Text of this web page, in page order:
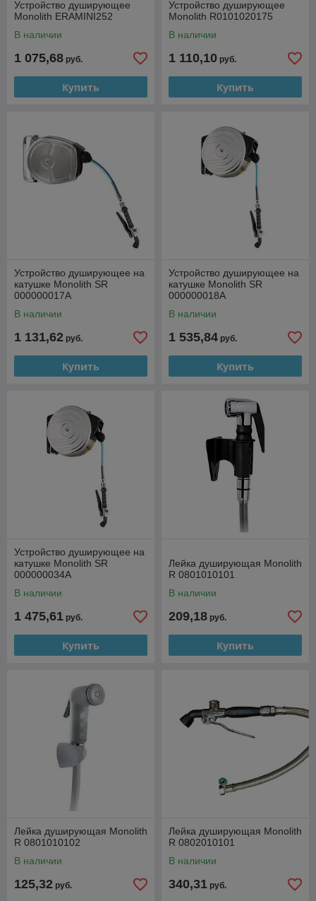
Устройство душирующее
Monolith ERAMINI252
В наличии
1 075,68 руб.
Купить
Устройство душирующее
Monolith R0101020175
В наличии
1 110,10 руб.
Купить
Устройство душирующее на
катушке Monolith SR
000000017A
В наличии
1 131,62 руб.
Купить
Устройство душирующее на
катушке Monolith SR
000000018A
В наличии
1 535,84 руб.
Купить
Устройство душирующее на
катушке Monolith SR
000000034A
В наличии
1 475,61 руб.
Купить
Лейка душирующая Monolith
R 0801010101
В наличии
209,18 руб.
Купить
Лейка душирующая Monolith
R 0801010102
В наличии
125,32 руб.
Лейка душирующая Monolith
R 0802010101
В наличии
340,31 руб.